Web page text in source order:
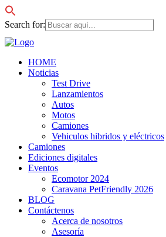
Search for:
HOME
Noticias
Test Drive
Lanzamientos
Autos
Motos
Camiones
Vehiculos hibridos y eléctricos
Camiones
Ediciones digitales
Eventos
Ecomotor 2024
Caravana PetFriendly 2026
BLOG
Contáctenos
Acerca de nosotros
Asesoría